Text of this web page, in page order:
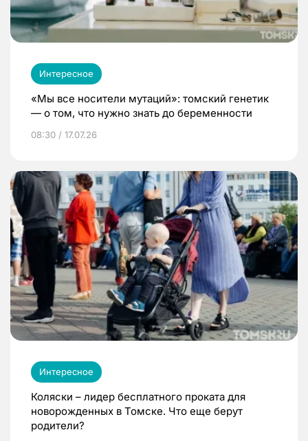
Интересное
«Мы все носители мутаций»: томский генетик
— о том, что нужно знать до беременности
08:30 / 17.07.26
Интересное
Коляски – лидер бесплатного проката для
новорожденных в Томске. Что еще берут
родители?